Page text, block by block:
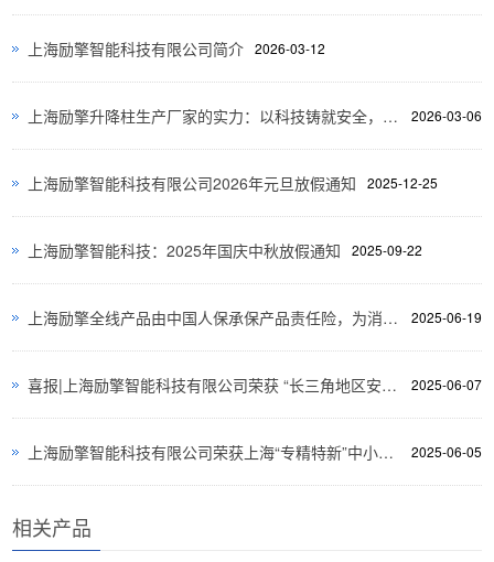
2026-03-12
上海励擎智能科技有限公司简介
2026-03-06
上海励擎升降柱生产厂家的实力：以科技铸就安全，以品质引领行业
2025-12-25
上海励擎智能科技有限公司2026年元旦放假通知
2025-09-22
上海励擎智能科技：2025年国庆中秋放假通知
2025-06-19
上海励擎全线产品由中国人保承保产品责任险，为消费者保驾护航！
2025-06-07
喜报|上海励擎智能科技有限公司荣获 “长三角地区安防创新产品” 荣誉、 “2024年度上海市安防行业优秀企业” 荣誉双重认定
2025-06-05
上海励擎智能科技有限公司荣获上海“专精特新”中小企业、“创新型”中小企业双重认定
相关产品